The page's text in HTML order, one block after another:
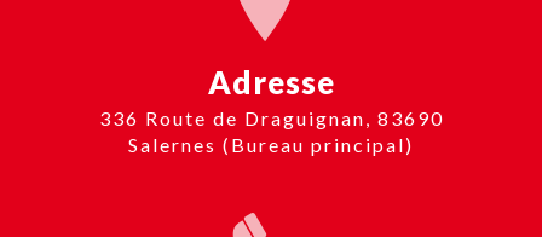
Adresse
336 Route de Draguignan, 83690
Salernes (Bureau principal)